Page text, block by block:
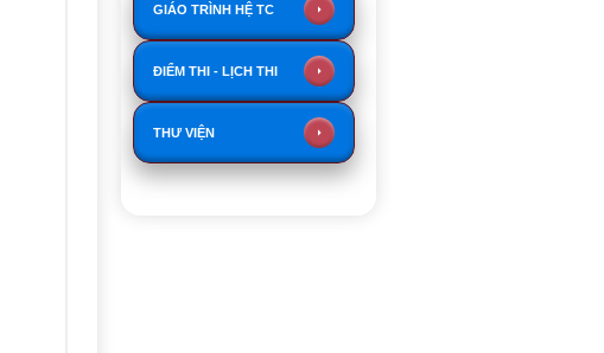
GIÁO TRÌNH HỆ TC
ĐIỂM THI - LỊCH THI
THƯ VIỆN